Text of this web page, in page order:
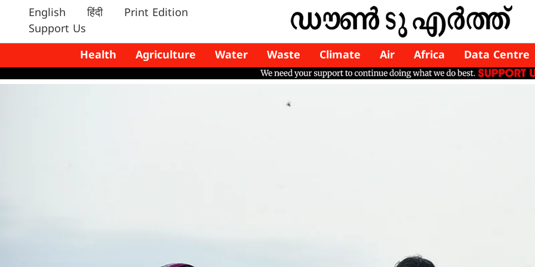
English हिंदी
Print Edition
Support Us
Health
Agriculture Water Waste Climate Air Africa Data Centre